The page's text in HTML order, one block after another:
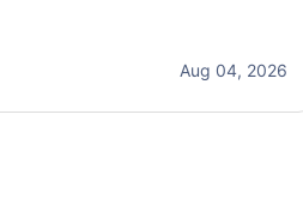
the issue. I'm grateful for the
Aug 04, 2026